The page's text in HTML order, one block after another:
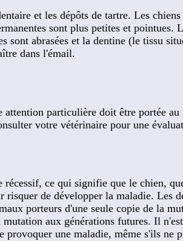
et les dépôts de tartre. Les
sont plus petites et pointues.
sont abrasées et la dentine (le tissu
dans l'émail.
particulière doit être portée
votre vétérinaire pour une
récessif, ce qui signifie que le chien,
de développer la maladie. Les
porteurs d'une seule copie de la
aux générations futures. Il
provoquer une maladie, même s'ils ne